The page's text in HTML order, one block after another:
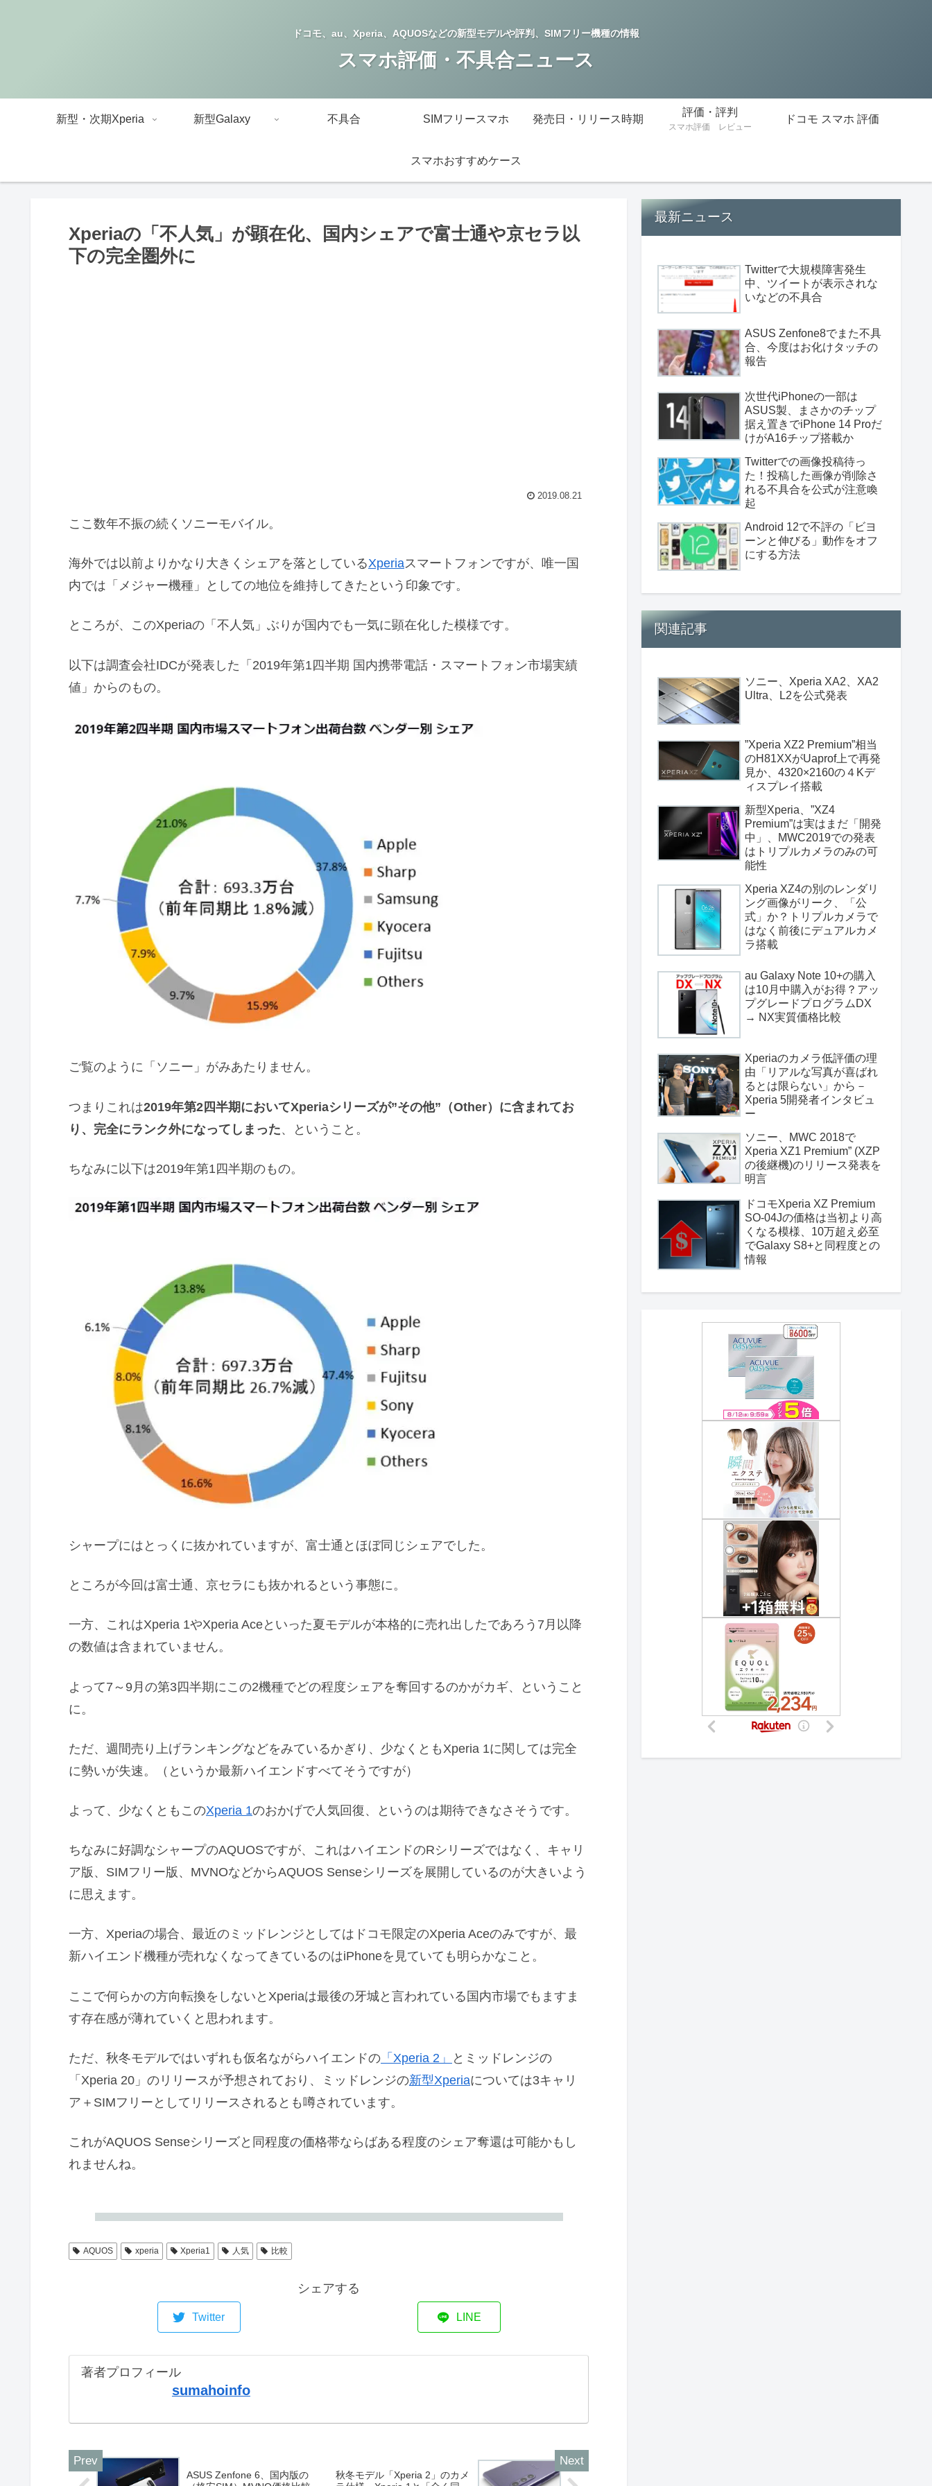
ドコモ、au、Xperia、AQUOSなどの新型モデルや評判、SIMフリー機種の情報
スマホ評価・不具合ニュース
新型・次期Xperia 新型Galaxy 不具合 SIMフリースマホ 発売日・リリース時期
評価・評判
スマホ評価 レビュー
ドコモ スマホ 評価
スマホおすすめケース
Xperiaの「不人気」が顕在化、国内シェアで富士通や京セラ以
下の完全圏外に
2019.08.21
ここ数年不振の続くソニーモバイル。
海外では以前よりかなり大きくシェアを落としているXperiaスマートフォンですが、唯一国
内では「メジャー機種」としての地位を維持してきたという印象です。
ところが、このXperiaの「不人気」ぶりが国内でも一気に顕在化した模様です。
以下は調査会社IDCが発表した「2019年第1四半期 国内携帯電話・スマートフォン市場実績
値」からのもの。
ご覧のように「ソニー」がみあたりません。
つまりこれは2019年第2四半期においてXperiaシリーズが”その他”（Other）に含まれてお
り、完全にランク外になってしまった、ということ。
ちなみに以下は2019年第1四半期のもの。
シャープにはとっくに抜かれていますが、富士通とほぼ同じシェアでした。
ところが今回は富士通、京セラにも抜かれるという事態に。
一方、これはXperia 1やXperia Aceといった夏モデルが本格的に売れ出したであろう7月以降
の数値は含まれていません。
よって7～9月の第3四半期にこの2機種でどの程度シェアを奪回するのかがカギ、ということ
に。
ただ、週間売り上げランキングなどをみているかぎり、少なくともXperia 1に関しては完全
に勢いが失速。（というか最新ハイエンドすべてそうですが）
よって、少なくともこのXperia 1のおかげで人気回復、というのは期待できなさそうです。
ちなみに好調なシャープのAQUOSですが、これはハイエンドのRシリーズではなく、キャリ
ア版、SIMフリー版、MVNOなどからAQUOS Senseシリーズを展開しているのが大きいよう
に思えます。
一方、Xperiaの場合、最近のミッドレンジとしてはドコモ限定のXperia Aceのみですが、最
新ハイエンド機種が売れなくなってきているのはiPhoneを見ていても明らかなこと。
ここで何らかの方向転換をしないとXperiaは最後の牙城と言われている国内市場でもますま
す存在感が薄れていくと思われます。
ただ、秋冬モデルではいずれも仮名ながらハイエンドの 「Xperia 2」
とミッドレンジの
「Xperia 20」のリリースが予想されており、ミッドレンジの新型Xperiaについては3キャリ
ア＋SIMフリーとしてリリースされるとも噂されています。
これがAQUOS Senseシリーズと同程度の価格帯ならばある程度のシェア奪還は可能かもし
れませんね。
AQUOS xperia Xperia1 人気 比較
シェアする
Twitter LINE
著者プロフィール
sumahoinfo
ASUS Zenfone 6、国内版の
秋冬モデル「Xperia 2」のカメ
最新ニュース
Twitterで大規模障害発生
中、ツイートが表示されな
いなどの不具合
ASUS Zenfone8でまた不具
合、今度はお化けタッチの
報告
次世代iPhoneの一部は
ASUS製、まさかのチップ
据え置きでiPhone 14 Proだ
けがA16チップ搭載か
Twitterでの画像投稿待っ
た！投稿した画像が削除さ
れる不具合を公式が注意喚
起
Android 12で不評の「ビヨ
ーンと伸びる」動作をオフ
にする方法
関連記事
ソニー、Xperia XA2、XA2
Ultra、L2を公式発表
”Xperia XZ2 Premium”相当
のH81XXがUaprof上で再発
見か、4320×2160の４Kデ
ィスプレイ搭載
新型Xperia、”XZ4
Premium”は実はまだ「開発
中」、MWC2019での発表
はトリプルカメラのみの可
能性
Xperia XZ4の別のレンダリ
ング画像がリーク、「公
式」か？トリプルカメラで
はなく前後にデュアルカメ
ラ搭載
au Galaxy Note 10+の購入
は10月中購入がお得？アッ
プグレードプログラムDX
→ NX実質価格比較
Xperiaのカメラ低評価の理
由「リアルな写真が喜ばれ
るとは限らない」から－
Xperia 5開発者インタビュ
ー
ソニー、MWC 2018で
Xperia XZ1 Premium” (XZP
の後継機)のリリース発表を
明言
ドコモXperia XZ Premium
SO-04Jの価格は当初より高
くなる模様、10万超え必至
でGalaxy S8+と同程度との
情報